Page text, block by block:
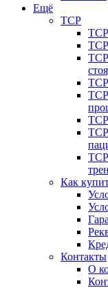
Ещё
ТСР
ТСР
ТСР
ТСР
ТСР
ТСР
ТСР
ТСР
ТСР
Как
Контакты
О